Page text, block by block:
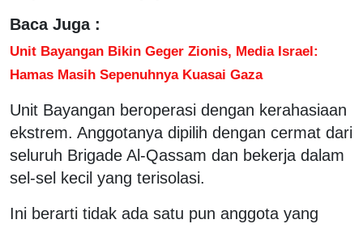
Baca Juga :
Unit Bayangan Bikin Geger Zionis, Media Israel:
Hamas Masih Sepenuhnya Kuasai Gaza
Unit Bayangan beroperasi dengan kerahasiaan
ekstrem. Anggotanya dipilih dengan cermat dari
seluruh Brigade Al-Qassam dan bekerja dalam
sel-sel kecil yang terisolasi.
Ini berarti tidak ada satu pun anggota yang